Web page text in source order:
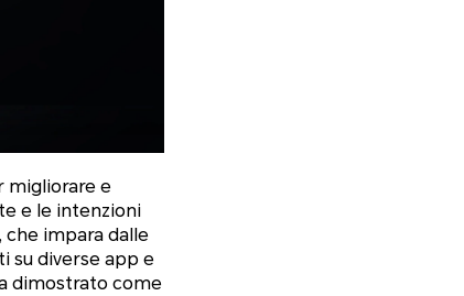
migliorare e
e le intenzioni
che impara dalle
su diverse app e
dimostrato come